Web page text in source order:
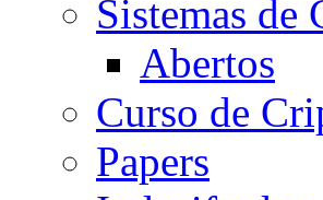
Sistemas de
Abertos
Curso de
Papers